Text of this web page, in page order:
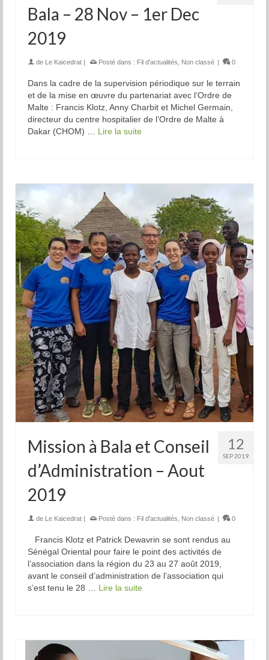
Bala – 28 Nov – 1er Dec
2019
de Le Kaicedrat | Posté dans : Fil d'actualités Non classé | 0
Dans la cadre de la supervision périodique sur le terrain
et de la mise en œuvre du partenariat avec l’Ordre de
Malte : Francis Klotz, Anny Charbit et Michel Germain,
directeur du centre hospitalier de l’Ordre de Malte à
Dakar (CHOM) … Lire la suite
12
SEP 2019
Mission à Bala et Conseil
d’Administration – Aout
2019
de Le Kaicedrat | Posté dans : Fil d'actualités Non classé | 0
Francis Klotz et Patrick Dewavrin se sont rendus au
Sénégal Oriental pour faire le point des activités de
l’association dans la région du 23 au 27 août 2019,
avant le conseil d’administration de l’association qui
s’est tenu le 28 … Lire la suite